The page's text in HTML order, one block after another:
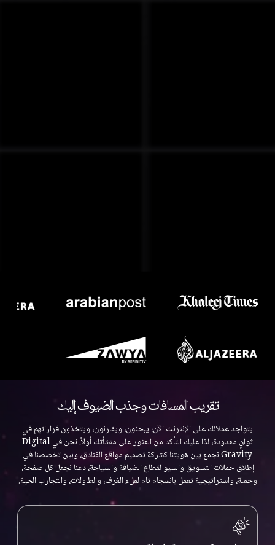
تقريب المسافات وجذب الضيوف إليك
يتواجد عملائك على الإنترنت الآن؛ يبحثون، ويقارنون، ويتخذون قراراتهم في
ثوانٍ معدودة، لذا عليك التأكد من العثور على منشأتك أولاً. نحن في Digital
Gravity نجمع بين هويتنا كشركة تصميم مواقع الفنادق، وبين تخصصنا في
إطلاق حملات التسويق والسيو لقطاع الضيافة والسياحة، دعنا نجعل كل صفحة،
وحملة، واستراتيجية تعمل بانسجام تام لملء الغرف، والطاولات، والتجارب الحية.